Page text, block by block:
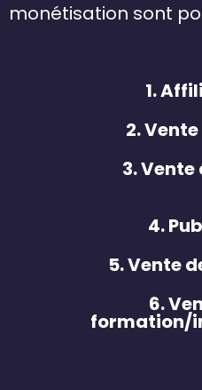
monétisation sont
1.
2.
3. Vente
4.
5. Vente
6.
formation/